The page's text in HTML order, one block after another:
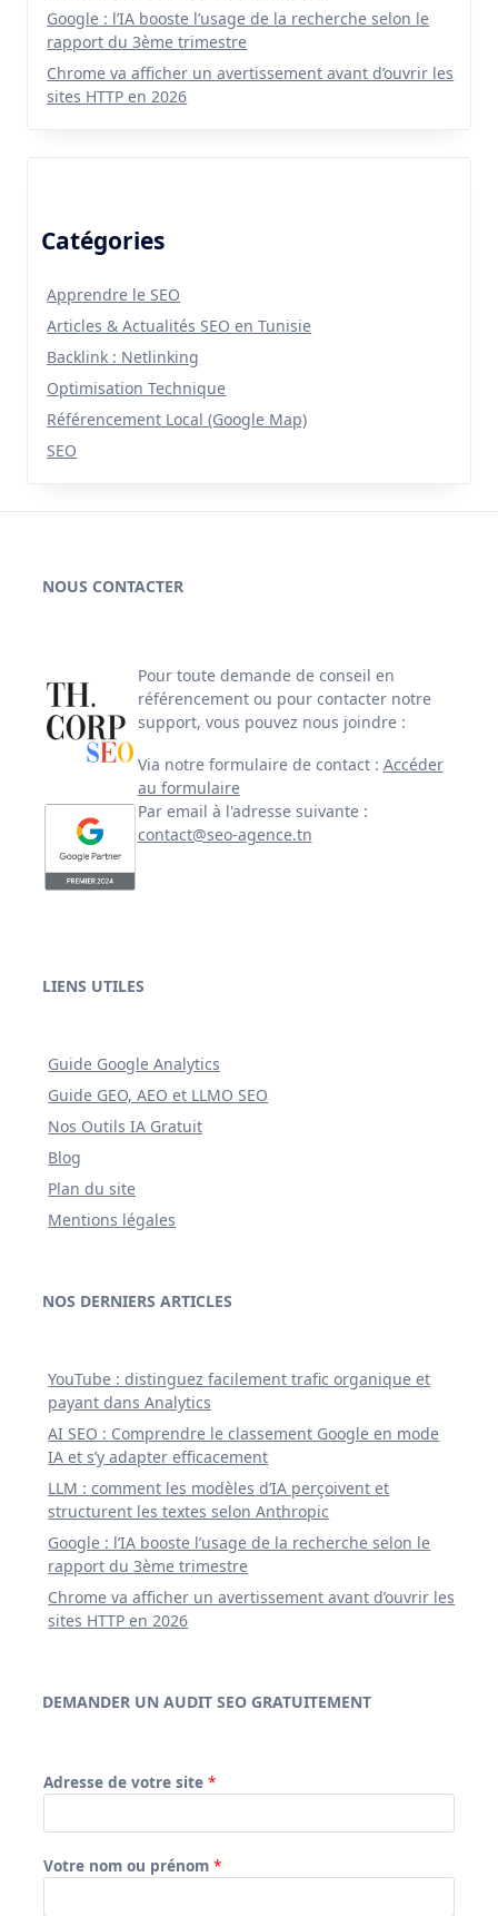
Google : l’IA booste l’usage de la recherche selon le
rapport du 3ème trimestre
Chrome va afficher un avertissement avant d’ouvrir les
sites HTTP en 2026
Catégories
Apprendre le SEO
Articles & Actualités SEO en Tunisie
Backlink : Netlinking
Optimisation Technique
Référencement Local (Google Map)
SEO
NOUS CONTACTER
Pour toute demande de conseil en
référencement ou pour contacter notre
support, vous pouvez nous joindre :
Via notre formulaire de contact : Accéder
au formulaire
Par email à l'adresse suivante :
contact@seo-agence.tn
LIENS UTILES
Guide Google Analytics
Guide GEO, AEO et LLMO SEO
Nos Outils IA Gratuit
Blog
Plan du site
Mentions légales
NOS DERNIERS ARTICLES
YouTube : distinguez facilement trafic organique et
payant dans Analytics
AI SEO : Comprendre le classement Google en mode
IA et s’y adapter efficacement
LLM : comment les modèles d’IA perçoivent et
structurent les textes selon Anthropic
Google : l’IA booste l’usage de la recherche selon le
rapport du 3ème trimestre
Chrome va afficher un avertissement avant d’ouvrir les
sites HTTP en 2026
DEMANDER UN AUDIT SEO GRATUITEMENT
Adresse de votre site *
Votre nom ou prénom *